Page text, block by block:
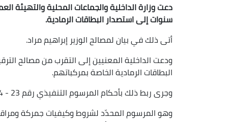
سنوات إلى استصدار البطاقات الرمادية.
أتى ذلك في بيان لمصالح الوزير إبراهيم مراد.
ودعت الداخلية المعنيين إلى التقرب من مصالح
البطاقات الرمادية الخاصة بمركباتهم.
وجرى ربط ذلك بأحكام المرسوم التنفيذي رقم 23 - 74 المؤرخ في العشرين فيفري 2023.
وهو المرسوم المحدّد لشروط وكيفيات جمركة